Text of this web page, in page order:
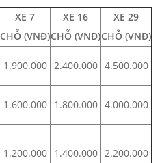
XE 7
CHỖ (VNĐ)
XE 16
CHỖ (VNĐ)
XE 29
CHỖ (VNĐ)
1.900.000 2.400.000 4.500.000
1.600.000 1.800.000 4.000.000
1.200.000 1.400.000 2.200.000